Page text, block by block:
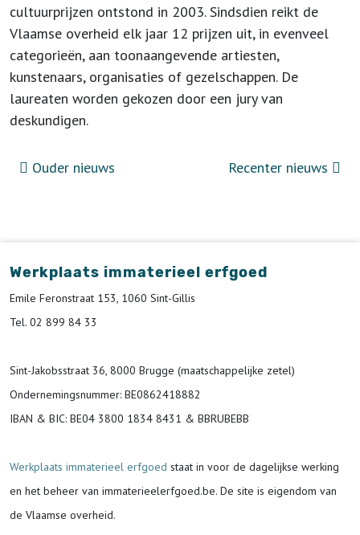
cultuurprijzen ontstond in 2003. Sindsdien reikt de
Vlaamse overheid elk jaar 12 prijzen uit, in evenveel
categorieën, aan toonaangevende artiesten,
kunstenaars, organisaties of gezelschappen. De
laureaten worden gekozen door een jury van
deskundigen.
Ouder nieuws Recenter nieuws
Werkplaats immaterieel erfgoed
Emile Feronstraat 153, 1060 Sint-Gillis
Tel. 02 899 84 33
Sint-Jakobsstraat 36, 8000 Brugge (maatschappelijke zetel)
Ondernemingsnummer: BE0862418882
IBAN & BIC: BE04 3800 1834 8431 & BBRUBEBB
Werkplaats immaterieel erfgoed staat in voor de dagelijkse werking
en het beheer van immaterieelerfgoed.be. De site is eigendom van
de Vlaamse overheid.